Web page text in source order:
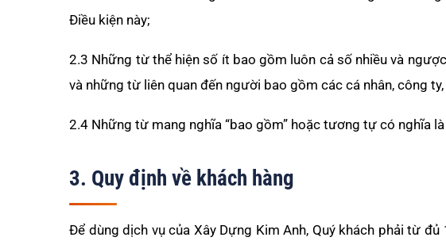
Điều kiện này;
2.3 Những từ thể hiện số ít bao gồm luôn cả số nhiều và
và những từ liên quan đến người bao gồm các cá nhân, công
2.4 Những từ mang nghĩa “bao gồm” hoặc tương tự có nghĩa
3. Quy định về khách hàng
Để dùng dịch vụ của Xây Dựng Kim Anh, Quý khách phải từ